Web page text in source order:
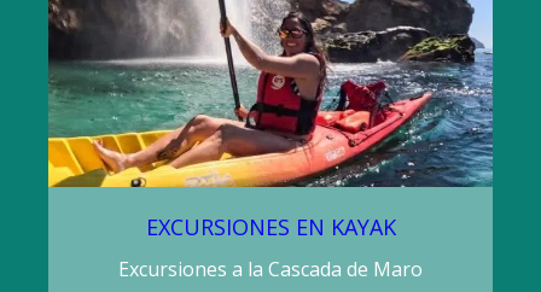
EXCURSIONES EN KAYAK
Excursiones a la Cascada de Maro